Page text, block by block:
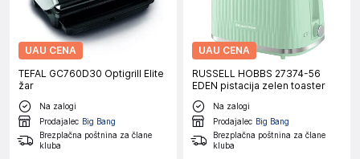
UAU CENA
TEFAL GC760D30 Optigrill Elite
žar
Na zalogi
Prodajalec Big Bang
Brezplačna poštnina za člane
kluba
UAU CENA
RUSSELL HOBBS 27374-56
EDEN pistacija zelen toaster
Na zalogi
Prodajalec Big Bang
Brezplačna poštnina za člane
kluba